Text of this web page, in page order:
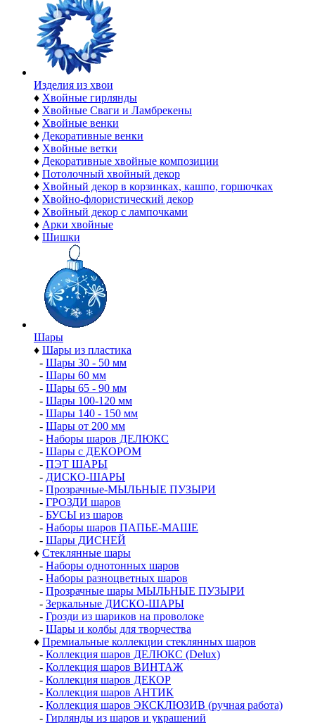
Изделия из хвои
♦ Хвойные гирлянды
♦ Хвойные Сваги и Ламбрекены
♦ Хвойные венки
♦ Декоративные венки
♦ Хвойные ветки
♦ Декоративные хвойные композиции
♦ Потолочный хвойный декор
♦ Хвойный декор в корзинках, кашпо, горшочках
♦ Хвойно-флористический декор
♦ Хвойный декор с лампочками
♦ Арки хвойные
♦ Шишки
Шары
♦ Шары из пластика
- Шары 30 - 50 мм
- Шары 60 мм
- Шары 65 - 90 мм
- Шары 100-120 мм
- Шары 140 - 150 мм
- Шары от 200 мм
- Наборы шаров ДЕЛЮКС
- Шары с ДЕКОРОМ
- ПЭТ ШАРЫ
- ДИСКО-ШАРЫ
- Прозрачные-МЫЛЬНЫЕ ПУЗЫРИ
- ГРОЗДИ шаров
- БУСЫ из шаров
- Наборы шаров ПАПЬЕ-МАШЕ
- Шары ДИСНЕЙ
♦ Стеклянные шары
- Наборы однотонных шаров
- Наборы разноцветных шаров
- Прозрачные шары МЫЛЬНЫЕ ПУЗЫРИ
- Зеркальные ДИСКО-ШАРЫ
- Грозди из шариков на проволоке
- Шары и колбы для творчества
♦ Премиальные коллекции стеклянных шаров
- Коллекция шаров ДЕЛЮКС (Delux)
- Коллекция шаров ВИНТАЖ
- Коллекция шаров ДЕКОР
- Коллекция шаров АНТИК
- Коллекция шаров ЭКСКЛЮЗИВ (ручная работа)
- Гирлянды из шаров и украшений